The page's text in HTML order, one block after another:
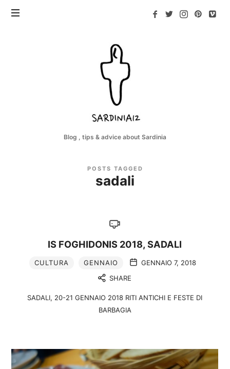
Blog , tips & advice about Sardinia
POSTS TAGGED
sadali
IS FOGHIDONIS 2018, SADALI
CULTURA GENNAIO
GENNAIO 7, 2018
SHARE
SADALI, 20-21 GENNAIO 2018 RITI ANTICHI E FESTE DI
BARBAGIA